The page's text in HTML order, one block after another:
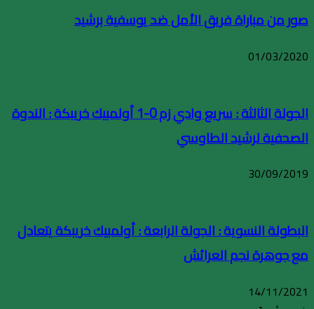
صور من مباراة فريق الأمل ضد يوسفية برشيد
01/03/2020
الجولة الثالثة : سريع وادي زم 0-1 أولمبيك خريبكة : الندوة
الصحفية لرشيد الطاوسي
30/09/2019
البطولة النسوية : الجولة الرابعة : أولمبيك خريبكة يتعادل
مع جوهرة نجم العرائش
14/11/2021